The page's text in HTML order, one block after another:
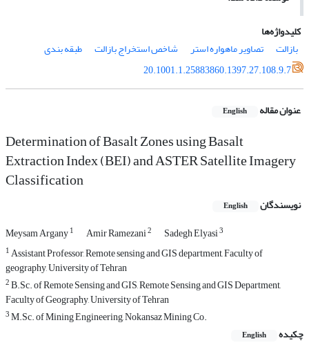
کلیدواژه‌ها
بازالت
تصاویر ماهواره استر شاخص استخراج بازالت
طبقه بندی
20.1001.1.25883860.1397.27.108.9.7
عنوان مقاله English
Determination of Basalt Zones using Basalt
Extraction Index (BEI) and ASTER Satellite Imagery
Classification
نویسندگان English
Meysam Argany1 Amir Ramezani2 Sadegh Elyasi3
1Assistant Professor, Remote sensing and GIS department, Faculty of
geography, University of Tehran
2B.Sc. of Remote Sensing and GIS, Remote Sensing and GIS Department,
Faculty of Geography, University of Tehran
3M.Sc. of Mining Engineering, Nokansaz Mining Co.
چکیده
English